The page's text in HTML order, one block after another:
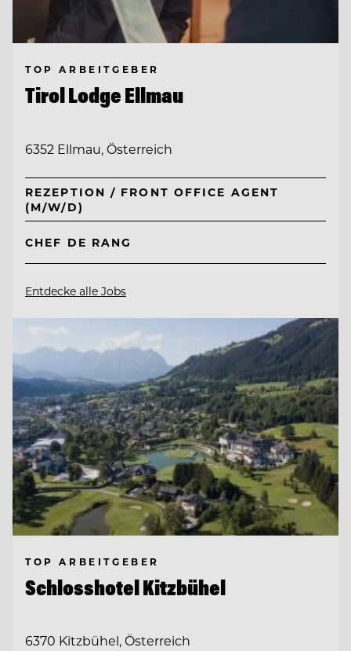
TOP ARBEITGEBER
Tirol Lodge Ellmau
6352 Ellmau, Österreich
REZEPTION / FRONT OFFICE AGENT
(M/W/D)
CHEF DE RANG
Entdecke alle Jobs
TOP ARBEITGEBER
Schlosshotel Kitzbühel
6370 Kitzbühel, Österreich